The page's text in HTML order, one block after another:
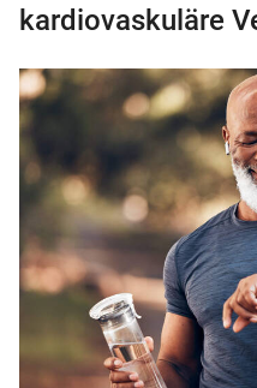
kardiovaskuläre